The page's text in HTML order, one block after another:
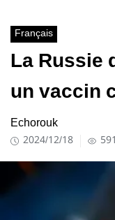
Français
La Russie
un vaccin
Echorouk
2024/12/18